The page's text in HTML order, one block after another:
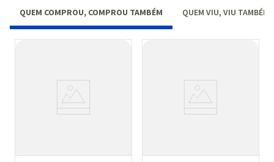
QUEM COMPROU, COMPROU TAMBÉM QUEM VIU, VIU TAMBÉM